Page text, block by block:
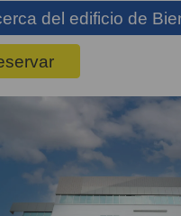
del edificio de